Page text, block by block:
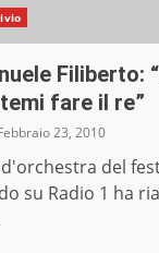
Filiberto:
fare il re”
23, 2010
del
su Radio 1 ha